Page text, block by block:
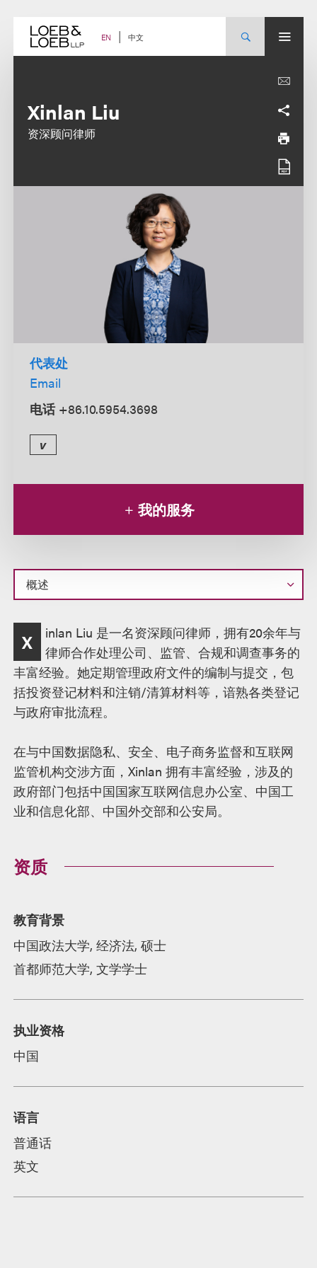
content EN 中文
Xinlan Liu
资深顾问律师
代表处
Email
电话 +86.10.5954.3698
v
我的服务
概
述X
inlan Liu 是一名资深顾问律师，拥有20余年与
律师合作处理公司、监管、合规和调查事务的
丰富经验。她定期管理政府文件的编制与提交，包
括投资登记材料和注销/清算材料等，谙熟各类登记
与政府审批流程。
在与中国数据隐私、安全、电子商务监督和互联网
监管机构交涉方面，Xinlan 拥有丰富经验，涉及的
政府部门包括中国国家互联网信息办公室、中国工
业和信息化部、中国外交部和公安局。
资质
教育背景
中国政法大学, 经济法, 硕士
首都师范大学, 文学学士
执业资格
中国
语言
普通话
英文